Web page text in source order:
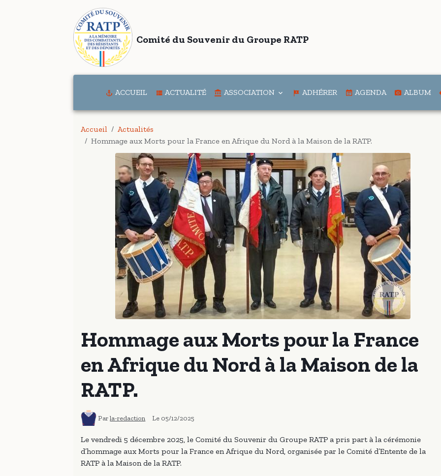
Comité du Souvenir du Groupe RATP
ACCUEIL ACTUALITÉ ASSOCIATION ADHÉRER AGENDA ALBUM
Accueil
Actualités
Hommage aux Morts pour la France en Afrique du Nord à la Maison de la RATP.
Hommage aux Morts pour la France
en Afrique du Nord à la Maison de la
RATP.
Parla-redaction Le 05/12/2025
Le vendredi 5 décembre 2025, le Comité du Souvenir du Groupe RATP a pris part à la cérémonie
d’hommage aux Morts pour la France en Afrique du Nord, organisée par le Comité d’Entente de la
RATP à la Maison de la RATP.